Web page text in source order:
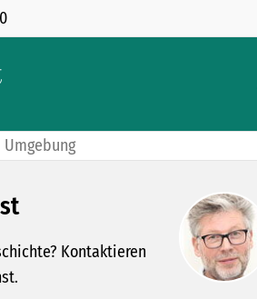
Kontaktieren
HELFEN UKRAINERN